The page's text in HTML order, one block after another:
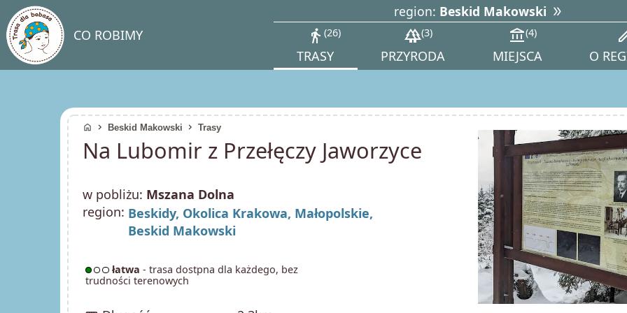
CO ROBIMY
region: Beskid Makowski
directions_walk 26
TRASY
forest 3
PRZYRODA
account_balance 4
MIEJSCA O
home chevron_right Beskid Makowski chevron_right Trasy
Na Lubomir z Przełęczy Jaworzyce
w pobliżu: Mszana Dolna
region: Beskidy, Okolica Krakowa, Małopolskie,
Beskid Makowski
łatwa - trasa dostpna dla każdego, bez
trudności terenowych